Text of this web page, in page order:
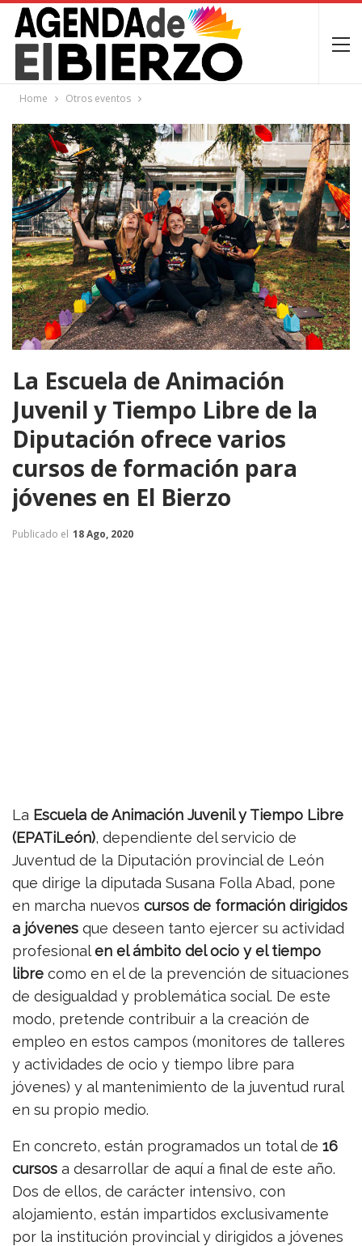
Home Otros eventos
La Escuela de Animación
Juvenil y Tiempo Libre de la
Diputación ofrece varios
cursos de formación para
jóvenes en El Bierzo
Publicado el 18 Ago, 2020
La Escuela de Animación Juvenil y Tiempo Libre
(EPATiLeón), dependiente del servicio de
Juventud de la Diputación provincial de León
que dirige la diputada Susana Folla Abad, pone
en marcha nuevos cursos de formación dirigidos
a jóvenes que deseen tanto ejercer su actividad
profesionalen el ámbito del ocio y el tiempo
libre como en el de la prevención de situaciones
de desigualdad y problemática social. De este
modo, pretende contribuir a la creación de
empleo en estos campos (monitores de talleres
y actividades de ocio y tiempo libre para
jóvenes) y al mantenimiento de la juventud rural
en su propio medio.
En concreto, están programados un total de 16
cursos a desarrollar de aquí a final de este año.
Dos de ellos, de carácter intensivo, con
alojamiento, están impartidos exclusivamente
por la institución provincial y dirigidos a jóvenes